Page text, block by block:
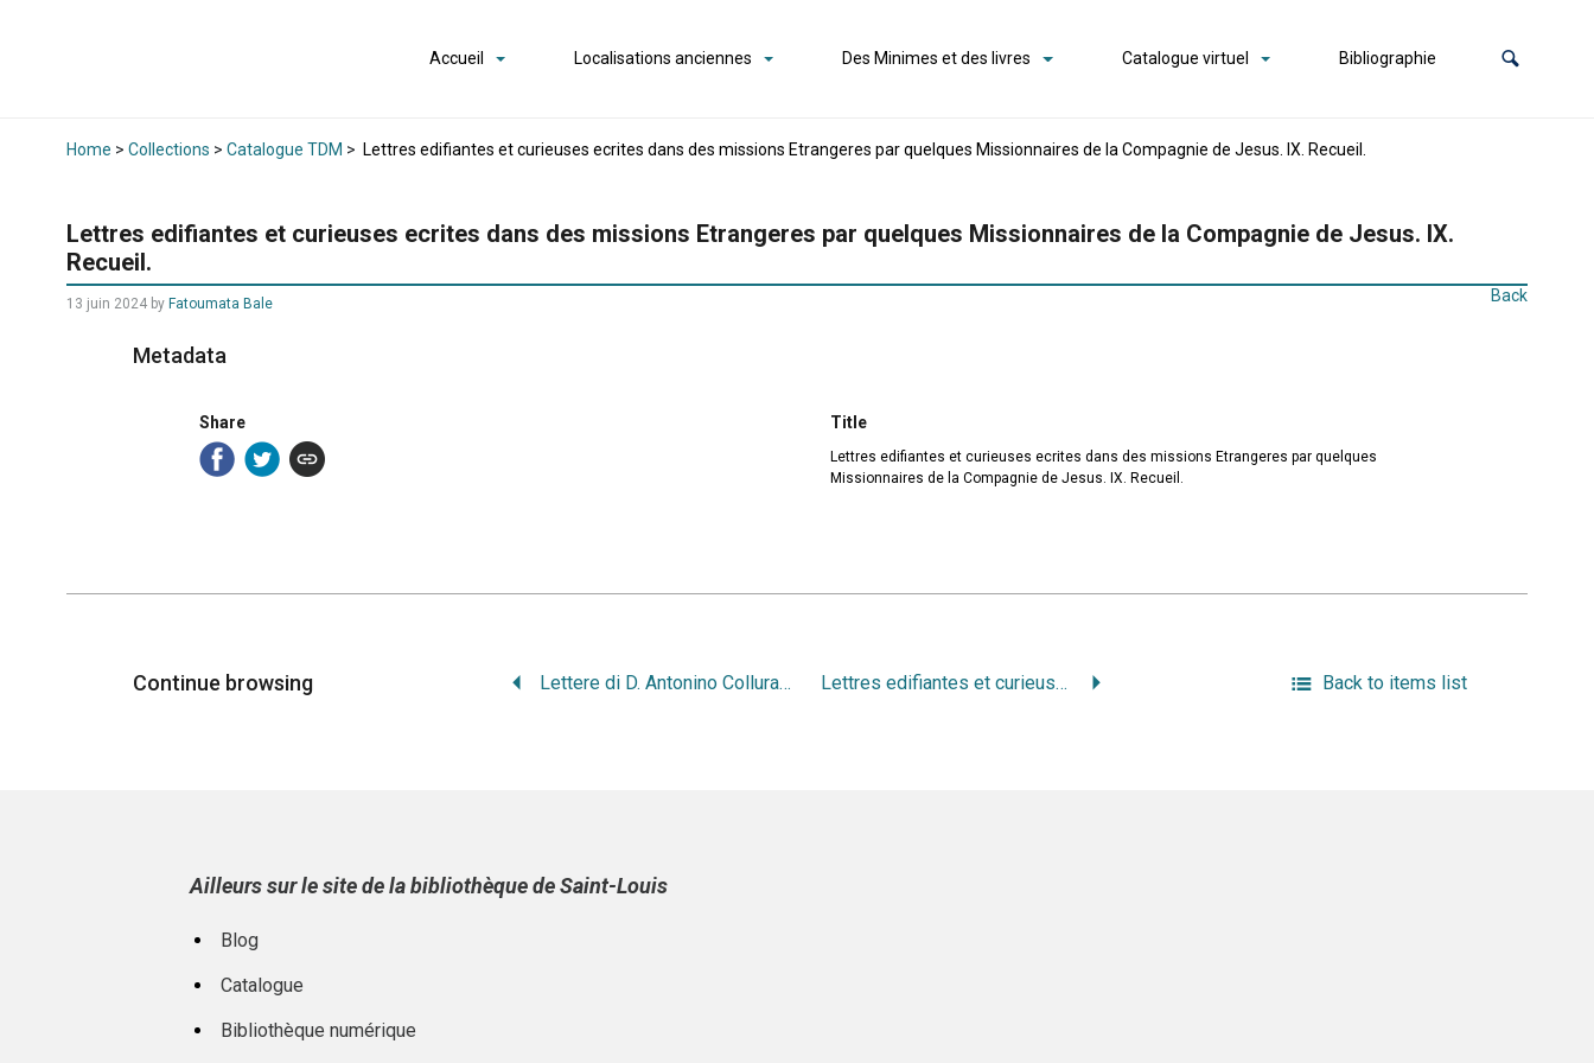
Accueil Localisations anciennes Des Minimes et des livres Catalogue virtuel Bibliographie
Home > Collections > Catalogue TDM > Lettres edifiantes et curieuses ecrites dans des missions Etrangeres par quelques Missionnaires de la Compagnie de Jesus. IX. Recueil.
Lettres edifiantes et curieuses ecrites dans des missions Etrangeres par quelques Missionnaires de la Compagnie de Jesus. IX.
Recueil.
Back
13 juin 2024 by Fatoumata Bale
Metadata
Share Title
Lettres edifiantes et curieuses ecrites dans des missions Etrangeres par quelques
Missionnaires de la Compagnie de Jesus. IX. Recueil.
Continue browsing Lettere di D. Antonino Colluraffi : Al M. Ill.& Reu. S. Col. Mons. Pompilio pelliccioli canonico di Bergomo Lettres edifiantes et curieuses ecrites dans des missions Etrangeres par quelques Missionnaires de la Compagnie de Jesus. X. Recueil. Back to items list
Ailleurs sur le site de la bibliothèque de Saint-Louis
Blog
Catalogue
Bibliothèque numérique